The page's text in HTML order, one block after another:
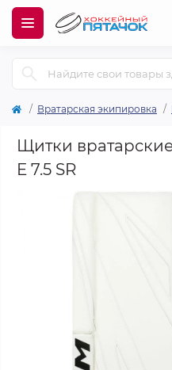
Вратарская экипировка
Щитки вратарские
E 7.5 SR